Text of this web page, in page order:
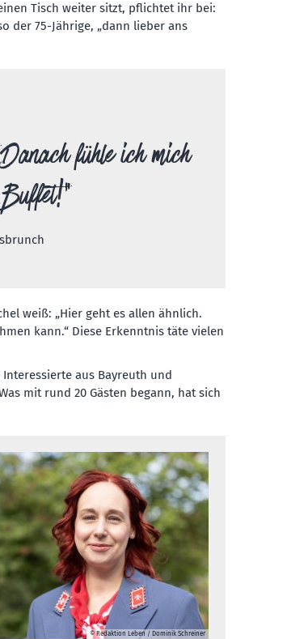
Tisch weiter sitzt, pflichtet ihr bei:
der 75-Jährige, „dann lieber ans
fühle ich mich
weiß: „Hier geht es allen ähnlich.
kann.“ Diese Erkenntnis täte vielen
aus Bayreuth und
mit rund 20 Gästen begann, hat sich
© Redaktion Leben / Dominik Schreiner